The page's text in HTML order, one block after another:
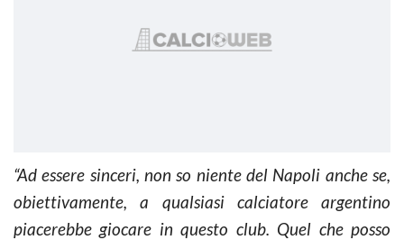
“Ad essere sinceri, non so niente del Napoli anche se,
obiettivamente, a qualsiasi calciatore argentino
piacerebbe giocare in questo club. Quel che posso